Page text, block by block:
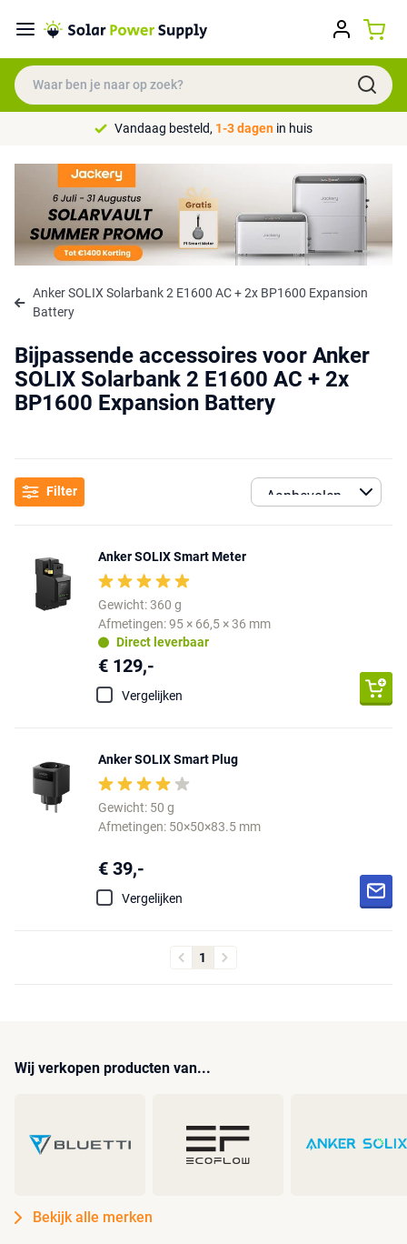
Vandaag besteld, 1-3 dagen in huis
Anker SOLIX Solarbank 2 E1600 AC + 2x BP1600 Expansion
Battery
Bijpassende accessoires voor Anker
SOLIX Solarbank 2 E1600 AC + 2x
BP1600 Expansion Battery
Filter
Anker SOLIX Smart Meter
Gewicht: 360 g
Afmetingen: 95 × 66,5 × 36 mm
Direct leverbaar
€ 129,-
Vergelijken
Anker SOLIX Smart Plug
Gewicht: 50 g
Afmetingen: 50×50×83.5 mm
€ 39,-
Vergelijken
1
Wij verkopen producten van...
Bekijk alle merken